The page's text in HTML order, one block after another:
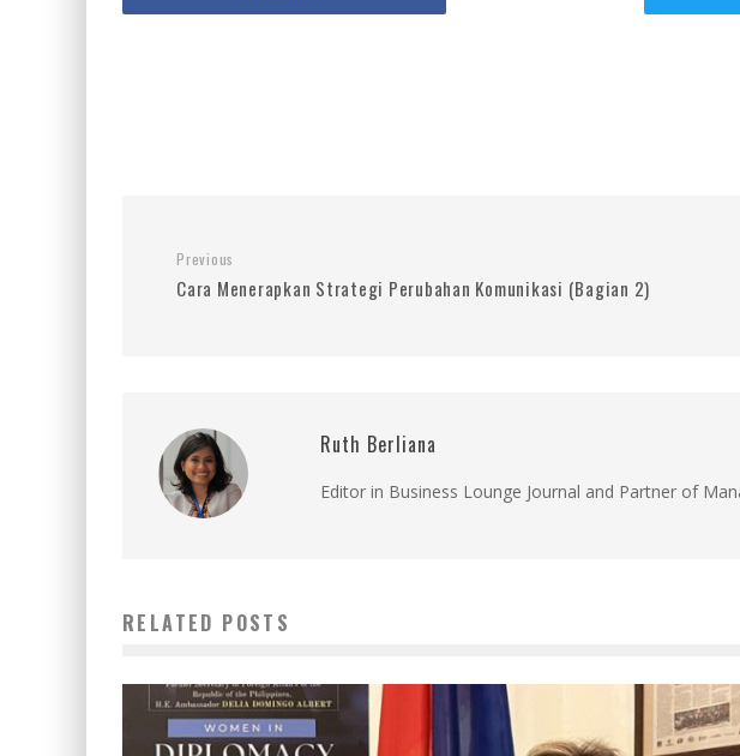
Previous
Cara Menerapkan Strategi Perubahan Komunikasi (Bagian 2)
Ruth Berliana
Editor in Business Lounge Journal and Partner of
RELATED POSTS